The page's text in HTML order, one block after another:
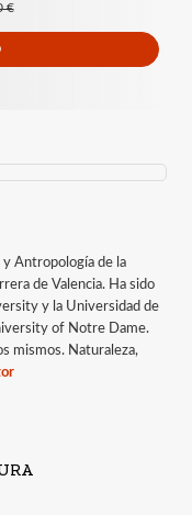
€
Antropología de la
de Valencia. Ha sido
y la Universidad de
of Notre Dame.
mismos. Naturaleza,